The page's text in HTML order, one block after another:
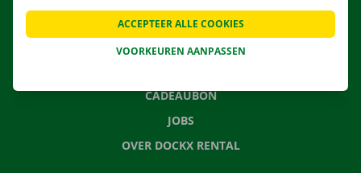
CONTACTEER ONS
VEELGESTELDE VRAGEN
CADEAUBON
JOBS
OVER DOCKX RENTAL
VOORKEUREN AANPASSEN
ACCEPTEER ALLE COOKIES